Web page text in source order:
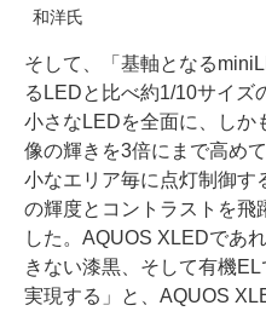
和洋氏
そして、「基軸となる
るLEDと比べ約1/10サイズ
小さなLEDを全面に、しか
像の輝きを3倍にまで高め
小なエリア毎に点灯制御す
の輝度とコントラストを飛
した。AQUOS XLEDであ
きない漆黒、そして有機
実現する」と、AQUOS